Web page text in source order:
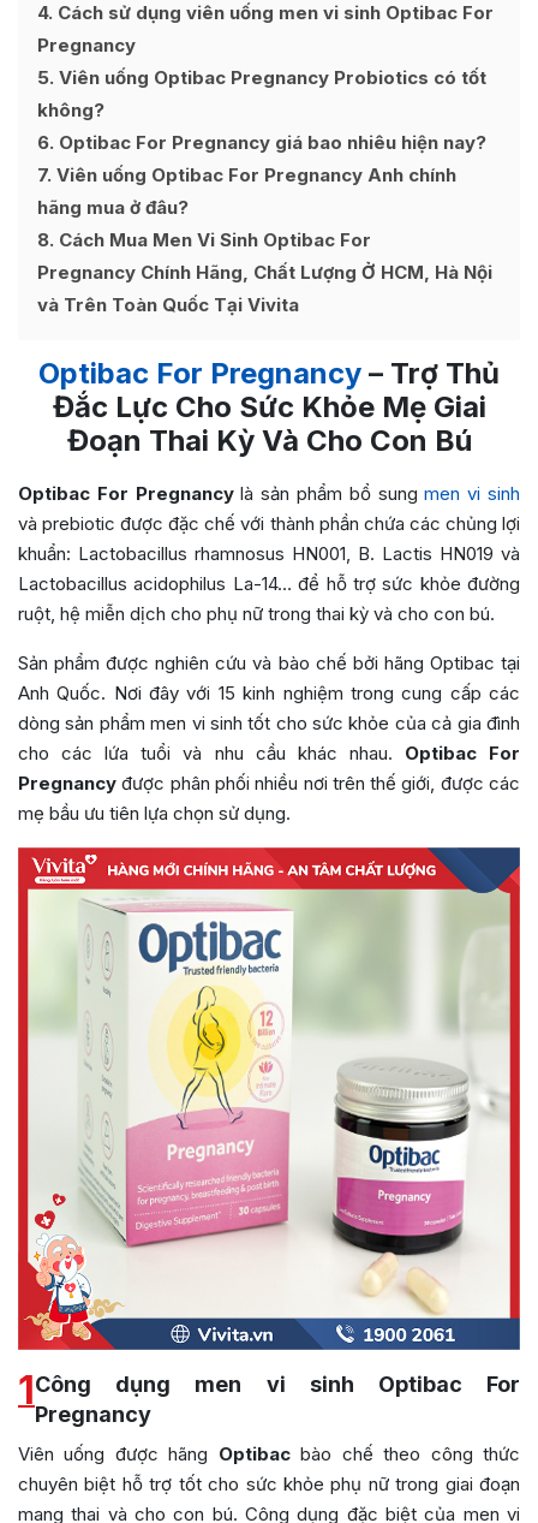
4 Cách sử dụng viên uống men vi sinh Optibac For
Pregnancy
5 Viên uống Optibac Pregnancy Probiotics có tốt
không?
6 Optibac For Pregnancy giá bao nhiêu hiện nay?
7 Viên uống Optibac For Pregnancy Anh chính
hãng mua ở đâu?
8 Cách Mua Men Vi Sinh Optibac For
Pregnancy Chính Hãng, Chất Lượng Ở HCM, Hà Nội
và Trên Toàn Quốc Tại Vivita
Optibac For Pregnancy – Trợ Thủ
Đắc Lực Cho Sức Khỏe Mẹ Giai
Đoạn Thai Kỳ Và Cho Con Bú
Optibac For Pregnancylà sản phẩm bổ sungmen vi sinh
và prebiotic được đặc chế với thành phần chứa các chủng lợi
khuẩn: Lactobacillus rhamnosus HN001, B. Lactis HN019 và
Lactobacillus acidophilus La-14… để hỗ trợ sức khỏe đường
ruột, hệ miễn dịch cho phụ nữ trong thai kỳ và cho con bú.
Sản phẩm được nghiên cứu và bào chế bởi hãng Optibac tại
Anh Quốc. Nơi đây với 15 kinh nghiệm trong cung cấp các
dòng sản phẩm men vi sinh tốt cho sức khỏe của cả gia đình
cho các lứa tuổi và nhu cầu khác nhau. Optibac For
Pregnancy được phân phối nhiều nơi trên thế giới, được các
mẹ bầu ưu tiên lựa chọn sử dụng.
1Công dụng men vi sinh Optibac For
Pregnancy
Viên uống được hãng Optibacbào chế theo công thức
chuyên biệt hỗ trợ tốt cho sức khỏe phụ nữ trong giai đoạn
mang thai và cho con bú. Công dụng đặc biệt của men vi